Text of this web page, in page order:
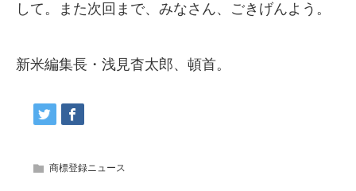
して。また次回まで、みなさん、ごきげんよう。
新米編集長・浅見杳太郎、頓首。
商標登録ニュース